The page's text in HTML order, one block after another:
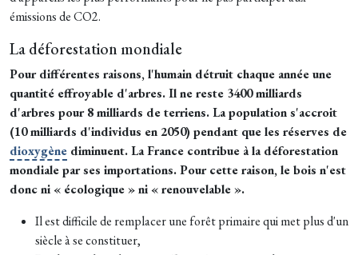
émissions de CO2.
La déforestation mondiale
Pour différentes raisons, l'humain détruit chaque année une
quantité effroyable d'arbres. Il ne reste 3400 milliards
d'arbres pour 8 milliards de terriens. La population s'accroit
(10 milliards d'individus en 2050) pendant que les réserves de
dioxygène diminuent. La France contribue à la déforestation
mondiale par ses importations. Pour cette raison, le bois n'est
donc ni « écologique » ni « renouvelable ».
Il est difficile de remplacer une forêt primaire qui met plus d'un
siècle à se constituer,